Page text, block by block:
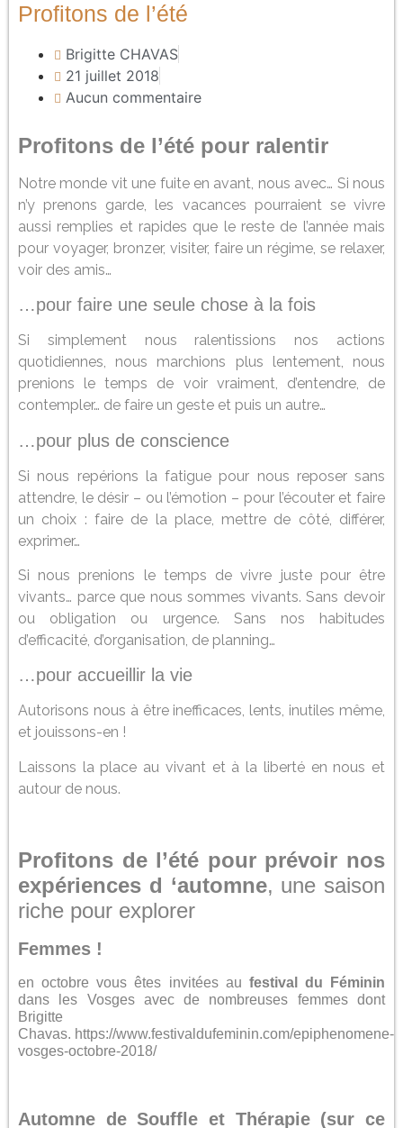
Profitons de l’été
Brigitte CHAVAS
21 juillet 2018
Aucun commentaire
Profitons de l’été pour ralentir
Notre monde vit une fuite en avant, nous avec… Si nous
n’y prenons garde, les vacances pourraient se vivre
aussi remplies et rapides que le reste de l’année mais
pour voyager, bronzer, visiter, faire un régime, se relaxer,
voir des amis…
…pour faire une seule chose à la fois
Si simplement nous ralentissions nos actions
quotidiennes, nous marchions plus lentement, nous
prenions le temps de voir vraiment, d’entendre, de
contempler… de faire un geste et puis un autre…
…pour plus de conscience
Si nous repérions la fatigue pour nous reposer sans
attendre, le désir – ou l’émotion – pour l’écouter et faire
un choix : faire de la place, mettre de côté, différer,
exprimer…
Si nous prenions le temps de vivre juste pour être
vivants… parce que nous sommes vivants. Sans devoir
ou obligation ou urgence. Sans nos habitudes
d’efficacité, d’organisation, de planning…
…pour accueillir la vie
Autorisons nous à être inefficaces, lents, inutiles même,
et jouissons-en !
Laissons la place au vivant et à la liberté en nous et
autour de nous.
Profitons de l’été pour prévoir nos
expériences d ‘automne, une saison
riche pour explorer
Femmes !
en octobre vous êtes invitées au festival du Féminin
dans les Vosges avec de nombreuses femmes dont
Brigitte
Chavas. https://www.festivaldufeminin.com/epiphenomene-
vosges-octobre-2018/
Automne de Souffle et Thérapie (sur ce